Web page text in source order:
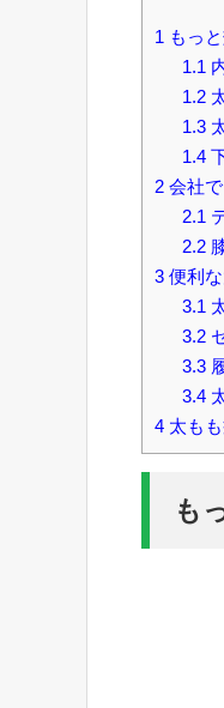
1 もっ
1.1
1.2
1.3
1.4
2 会社
2.1
2.2
3 便利
3.1
3.2
3.3
3.4
4 太も
も